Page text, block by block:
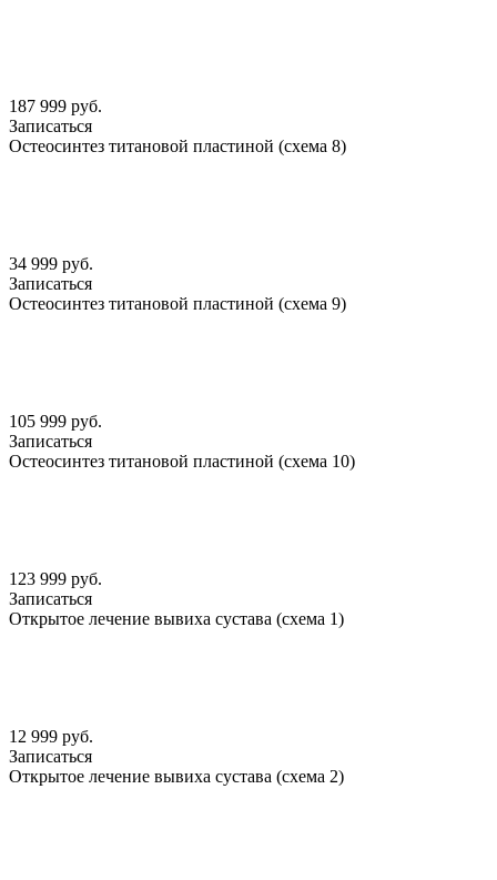
187 999 руб.
Записаться
Остеосинтез титановой пластиной (схема 8)
34 999 руб.
Записаться
Остеосинтез титановой пластиной (схема 9)
105 999 руб.
Записаться
Остеосинтез титановой пластиной (схема 10)
123 999 руб.
Записаться
Открытое лечение вывиха сустава (схема 1)
12 999 руб.
Записаться
Открытое лечение вывиха сустава (схема 2)